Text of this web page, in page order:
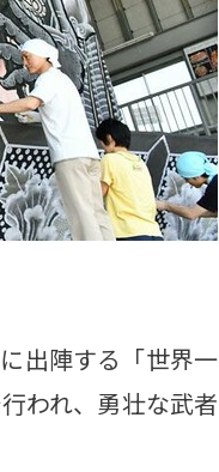
出陣する「世界一
われ、勇壮な武者